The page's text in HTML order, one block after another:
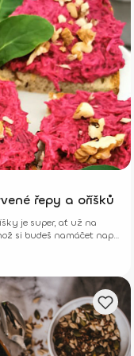
řepy a oříšků
je super, ať už na
si budeš namáčet např.